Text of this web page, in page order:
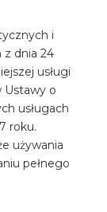
i
z dnia 24
usługi
Ustawy o
usługach
roku.
używania
pełnego